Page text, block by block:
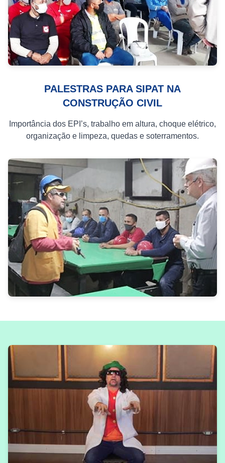
PALESTRAS PARA SIPAT NA
CONSTRUÇÃO CIVIL
Importância dos EPI’s, trabalho em altura, choque elétrico,
organização e limpeza, quedas e soterramentos.